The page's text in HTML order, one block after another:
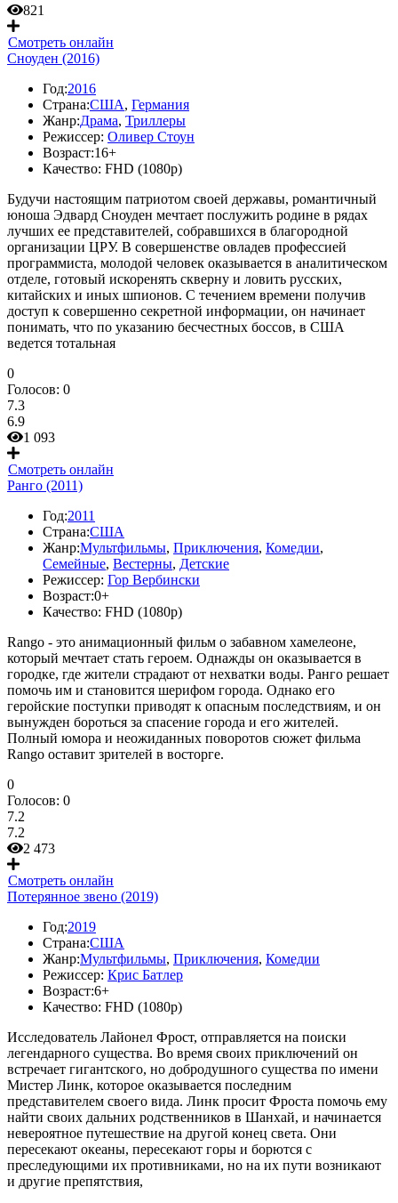
821
Смотреть онлайн
Сноуден (2016)
Год:2016
Страна:США, Германия
Жанр:Драма, Триллеры
Режиссер: Оливер Стоун
Возраст:16+
Качество: FHD (1080p)
Будучи настоящим патриотом своей державы, романтичный
юноша Эдвард Сноуден мечтает послужить родине в рядах
лучших ее представителей, собравшихся в благородной
организации ЦРУ. В совершенстве овладев профессией
программиста, молодой человек оказывается в аналитическом
отделе, готовый искоренять скверну и ловить русских,
китайских и иных шпионов. С течением времени получив
доступ к совершенно секретной информации, он начинает
понимать, что по указанию бесчестных боссов, в США
ведется тотальная
0
Голосов: 0
7.3
6.9
1 093
Смотреть онлайн
Ранго (2011)
Год:2011
Страна:США
Жанр:Мультфильмы, Приключения, Комедии,
Семейные, Вестерны, Детские
Режиссер: Гор Вербински
Возраст:0+
Качество: FHD (1080p)
Rango - это анимационный фильм о забавном хамелеоне,
который мечтает стать героем. Однажды он оказывается в
городке, где жители страдают от нехватки воды. Ранго решает
помочь им и становится шерифом города. Однако его
геройские поступки приводят к опасным последствиям, и он
вынужден бороться за спасение города и его жителей.
Полный юмора и неожиданных поворотов сюжет фильма
Rango оставит зрителей в восторге.
0
Голосов: 0
7.2
7.2
2 473
Смотреть онлайн
Потерянное звено (2019)
Год:2019
Страна:США
Жанр:Мультфильмы, Приключения, Комедии
Режиссер: Крис Батлер
Возраст:6+
Качество: FHD (1080p)
Исследователь Лайонел Фрост, отправляется на поиски
легендарного существа. Во время своих приключений он
встречает гигантского, но добродушного существа по имени
Мистер Линк, которое оказывается последним
представителем своего вида. Линк просит Фроста помочь ему
найти своих дальних родственников в Шанхай, и начинается
невероятное путешествие на другой конец света. Они
пересекают океаны, пересекают горы и борются с
преследующими их противниками, но на их пути возникают
и другие препятствия,